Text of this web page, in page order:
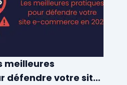
meilleures
défendre votre site